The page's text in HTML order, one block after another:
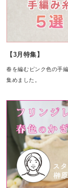
【3月特集】
春を編むピンク色の手
集めました。